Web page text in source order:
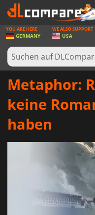
SPIELE
SPIEL KARTEN
SOFTWARE
ANMELDEN ODER
YOU ARE HERE
GERMANY
WE ALSO SUPPORT
USA
Metaphor:
keine
haben